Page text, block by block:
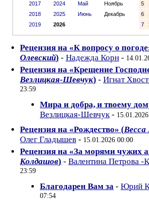
2017
2018
2019
2024
2025
2026
Май
Ноябрь
Июнь
Декабрь
5
6
7
Рецензия на «К вопросу о
Олевский) - Надежда Корн -
Рецензия на «Крещение
Везлицкая-Шевчук) - Игнат
23:59
Мира и добра, и твоему
Везлицкая-Шевчук-
Рецензия на «Рождество» (
Олег Гладышев - 15.01.2026 00:00
Рецензия на «За морями чужих
Колдашов) - Валентина Петрова -
23:59
Благодарен Вам за - Юрий
07:54